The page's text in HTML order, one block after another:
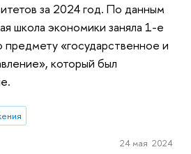
за 2024 год. По данным
школа экономики заняла 1-е
предмету «государственное и
который был
24 мая 2024